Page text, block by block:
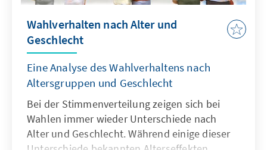
Wahlverhalten nach Alter und
Geschlecht
Eine Analyse des Wahlverhaltens nach
Altersgruppen und Geschlecht
Bei der Stimmenverteilung zeigen sich bei
Wahlen immer wieder Unterschiede nach
Alter und Geschlecht. Während einige dieser